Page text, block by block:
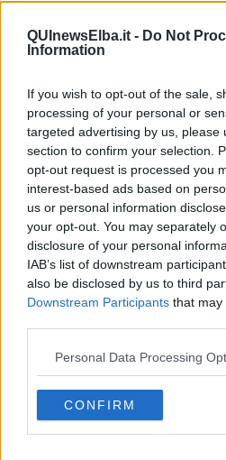
QUInewsElba.it - Do Not
Information
If you wish to opt-out of the sale,
processing of your personal or
targeted advertising by us, please
section to confirm your selection.
opt-out request is processed you
interest-based ads based on
us or personal information
your opt-out. You may separately
disclosure of your personal
IAB’s list of downstream
also be disclosed by us to third
Downstream Participants that may
Personal Data Processing
CONFIRM
Se vuoi leggere le notizie principali
Newsletter QUInews ELBA.Arriva
mattino direttamente nella tua
Basta cliccareQUI
Se vuoi leggere le notizie principali
Newsletter QUInews -
alle 20:00 direttamente nella tua
Basta cliccare QUI
Fotogallery
Ti potrebbe interessare